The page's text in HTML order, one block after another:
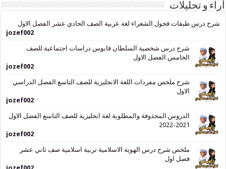
فحول الشعراء لغة عربية الصف الحادي عشر الفصل الاول
شرح درس شخصية السلطان قابوس دراسات اجتماعية للصف
الخامس الفصل الاول
شرح ملخص مفردات اللغة الانجليزية للصف التاسع الفصل الدراسي
الاول
الدروس المحذوفة والمطلوبة لغة انجليزية للصف التاسع الفصل الاول
2021-2022
ملخص شرح درس الهوية الاسلامية تربية اسلامية صف ثاني عشر
فصل اول